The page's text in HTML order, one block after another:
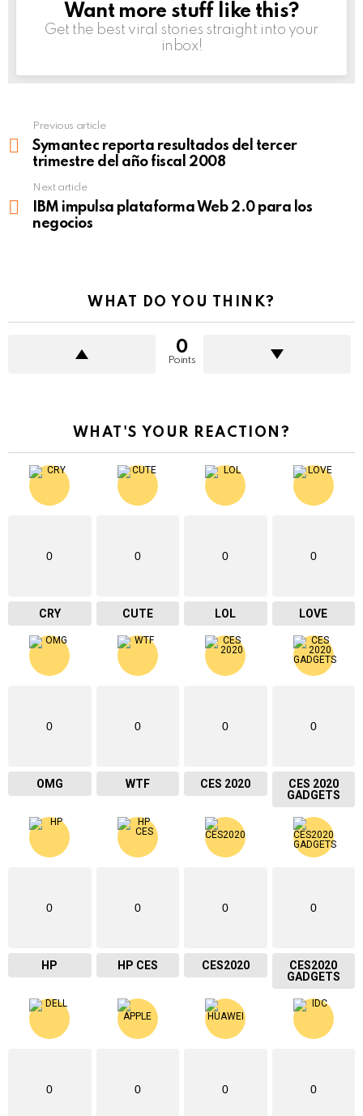
NEWSLETTER
Want more stuff like this?
Get the best viral stories straight into your
inbox!
more
Previous article
Symantec reporta resultados del tercer
trimestre del año fiscal 2008
Next article
IBM impulsa plataforma Web 2.0 para los
negocios
WHAT DO YOU THINK?
0
Points
WHAT'S YOUR REACTION?
0
CRY
0
CUTE
0
LOL
0
LOVE
0
OMG
0
WTF
0
CES 2020
0
CES 2020
GADGETS
0
HP
0
HP CES
0
CES2020
0
CES2020
GADGETS
0 0 0 0